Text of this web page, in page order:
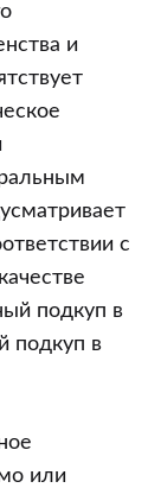
и
с
подкуп в
подкуп в
или